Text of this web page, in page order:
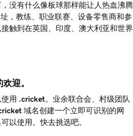
没有什么像板球那样能让人热血沸腾
址，教练、职业联赛、设备零售商和参
触到在英国、印度、澳大利亚和世界
迎。
用 .cricket 。业余联合会、村级团队
域名创建一个立即可识别的网
以使用。快去挑选吧。